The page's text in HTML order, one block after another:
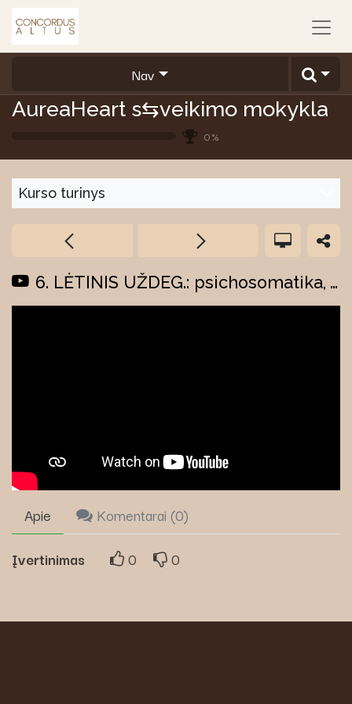
Nav
AureaHeart s⇆veikimo mokykla
0%
Kurso turinys
6. LĖTINIS UŽDEG.: psichosomatika, visuomenė, pilnatvė, dvasinis lygmuo.
Apie Komentarai (0)
Įvertinimas
0 0